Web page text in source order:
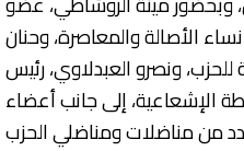
الأصالة والمعاصرة، وحنان
للحزب، ونصرو العبدلاوي، رئيس
الإشعاعية، إلى جانب أعضاء